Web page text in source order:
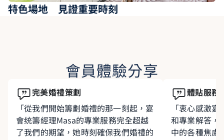
特色場地 見證重要時刻
會員體驗分享
完美婚禮策劃
「從我們開始籌劃婚禮的那一刻起，宴
會统籌經理Masa的專業服務完全超越
了我們的期望，她時刻確保我們婚禮的
體貼服務
「衷心感激
和專業解答，
中的各種焦慮